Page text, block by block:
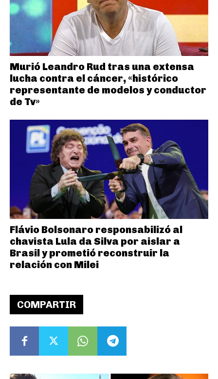
COMPARTIR
Murió Leandro Rud tras una extensa
lucha contra el cáncer, «histórico
representante de modelos y conductor
de Tv»
Flávio Bolsonaro responsabilizó al
chavista Lula da Silva por aislar a
Brasil y prometió reconstruir la
relación con Milei